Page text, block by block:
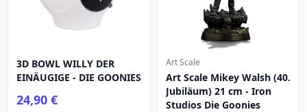
3D BOWL WILLY DER
EINÄUGIGE - DIE GOONIES
24,90 €
Art Scale
Art Scale Mikey Walsh (40.
Jubiläum) 21 cm - Iron
Studios Die Goonies